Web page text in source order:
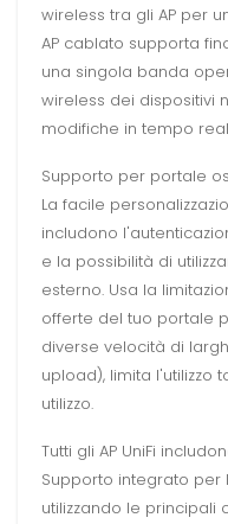
wireless tra gli AP per
AP cablato supporta
una singola banda
wireless dei dispositivi
modifiche in tempo
Supporto per portale
La facile
includono
e la possibilità di
esterno. Usa la
offerte del tuo portale
diverse velocità di
upload), limita l'utilizzo
utilizzo.
Tutti gli AP UniFi
Supporto integrato per
utilizzando le principali